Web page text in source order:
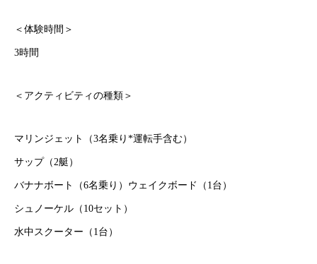
＜体験時間＞
3時間
＜アクティビティの種類＞
マリンジェット（3名乗り*運転手含む）
サップ（2艇）
バナナボート（6名乗り）ウェイクボード（1台）
シュノーケル（10セット）
水中スクーター（1台）